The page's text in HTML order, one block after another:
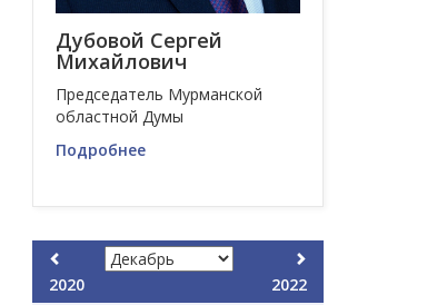
Дубовой Сергей
Михайлович
Председатель Мурманской
областной Думы
Подробнее
2020 2022